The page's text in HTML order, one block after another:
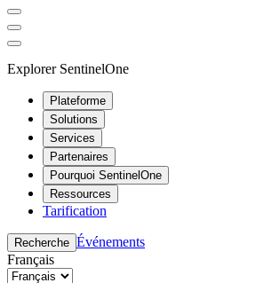
Explorer SentinelOne
Plateforme
Solutions
Services
Partenaires
Pourquoi SentinelOne
Ressources
Tarification
Recherche Événements
Français